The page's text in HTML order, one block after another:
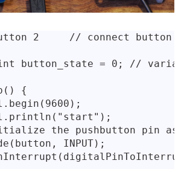
2     // connect button
button_state = 0; //
{
the pushbutton pin as
INPUT);